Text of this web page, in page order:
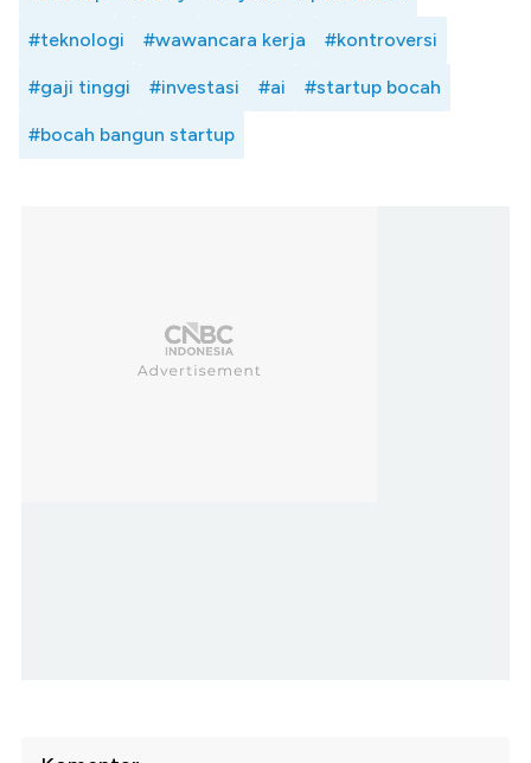
#teknologi #wawancara kerja #kontroversi
#gaji tinggi #investasi #ai #startup bocah
#bocah bangun startup